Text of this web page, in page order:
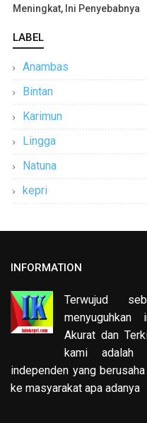
Meningkat, Ini Penyebabnya
LABEL
Anambas
Bintan
Karimun
Lingga
Natuna
kepri
INFORMATION
Terwujud
menyuguhkan
Akurat dan
kami adalah
independen yang
ke masyarakat apa adanya